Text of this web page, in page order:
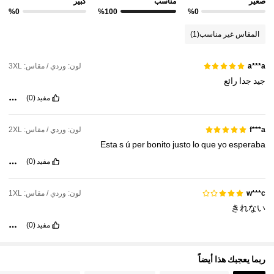
4.91
4.91
4.91 6.6M متابعون
%0
%100
%0
المقاس غير مناسب(1)
a***a لون: وردي / مقاس: 3XL
جيد جدا رائع
مفيد (0)
f***a لون: وردي / مقاس: 2XL
Esta s ú per bonito justo loqueyoesperaba
مفيد(0)
w***c لون: وردي / مقاس: 1XL
きれない
مفيد(0)
ربما يعجبك هذا أيضاً